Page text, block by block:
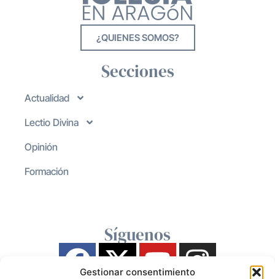
Gestionar consentimiento
¿QUIENES SOMOS?
Secciones
Actualidad
Lectio Divina
Opinión
Formación
Síguenos